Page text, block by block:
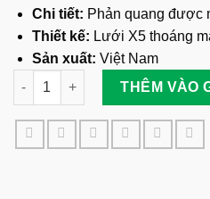
Chi tiết: Phản quang được
Thiết kế: Lưới X5 thoáng
Sản xuất: Việt Nam
Áo Phản Quang Lưới 06 số
THÊM VÀO